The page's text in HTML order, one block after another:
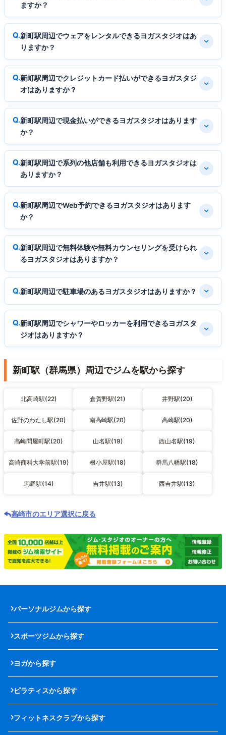
ますか？
新町駅周辺でウェアをレンタルできるヨガスタジオはあ
りますか？
新町駅周辺でクレジットカード払いができるヨガスタジ
オはありますか？
新町駅周辺で現金払いができるヨガスタジオはあります
か？
新町駅周辺で系列の他店舗も利用できるヨガスタジオは
ありますか？
新町駅周辺でWeb予約できるヨガスタジオはあります
か？
新町駅周辺で無料体験や無料カウンセリングを受けられ
るヨガスタジオはありますか？
新町駅周辺で駐車場のあるヨガスタジオはありますか？
新町駅周辺でシャワーやロッカーを利用できるヨガスタ
ジオはありますか？
新町駅（群馬県）周辺でジムを駅から探す
北高崎駅(22) 倉賀野駅(21) 井野駅(20)
佐野のわたし駅(20) 南高崎駅(20) 高崎駅(20)
高崎問屋町駅(20) 山名駅(19) 西山名駅(19)
高崎商科大学前駅(19) 根小屋駅(18) 群馬八幡駅(18)
馬庭駅(14) 吉井駅(13) 西吉井駅(13)
高崎市のエリア選択に戻る
パーソナルジムから探す
スポーツジムから探す
ヨガから探す
ピラティスから探す
フィットネスクラブから探す